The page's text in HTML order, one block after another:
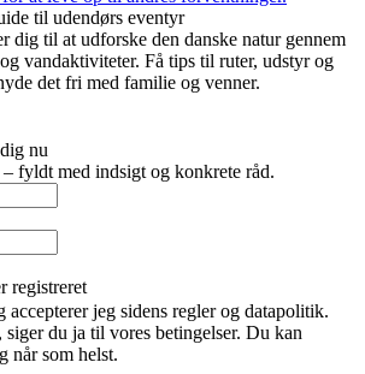
til udendørs eventyr
dig til at udforske den danske natur gennem
vandaktiviteter. Få tips til ruter, udstyr og
det fri med familie og venner.
nu
fyldt med indsigt og konkrete råd.
registreret
accepterer jeg sidens regler og datapolitik.
du ja til vores betingelser. Du kan
når som helst.